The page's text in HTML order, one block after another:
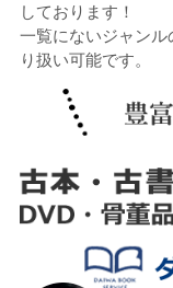
しております！
一覧にないジャン
り扱い可能です。